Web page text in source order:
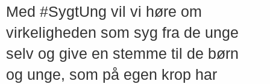
Med #SygtUng vil vi høre om
virkeligheden som syg fra de unge
selv og give en stemme til de børn
og unge, som på egen krop har